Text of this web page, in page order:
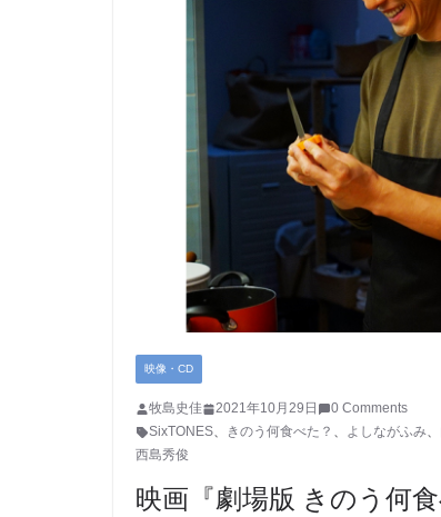
映像・CD
牧島史佳 2021年10月29日
0 Comments
SixTONES、 きのう何食べた？ 、 よしながふみ、
西島秀俊
映画『劇場版 きのう何